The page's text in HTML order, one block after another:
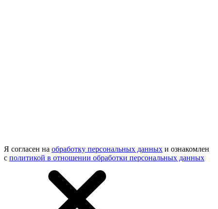
Я согласен на обработку персональных данных и ознакомлен
с политикой в отношении обработки персональных данных